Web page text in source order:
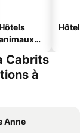
Cabrits
à
Anne